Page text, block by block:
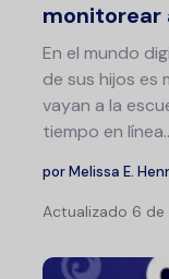
monitorear
En el mundo
de sus hijos es
vayan a la
tiempo en
porMelissa E.
Actualizado 6 de